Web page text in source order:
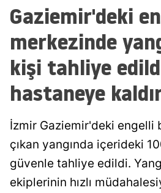
Gaziemir'deki
merkezinde
kişi tahliye
hastaneye
İzmir Gaziemir'deki engelli
çıkan yangında içerideki
güvenle tahliye edildi.
ekiplerinin hızlı